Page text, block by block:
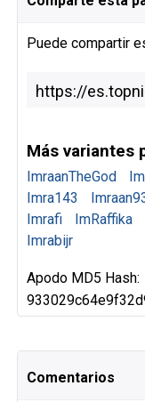
Puede compartir
Más variantes
ImraanTheGod
Imra143
Imrafi
ImRaffika
Imrabijr
Apodo MD5 Hash:
Comentarios